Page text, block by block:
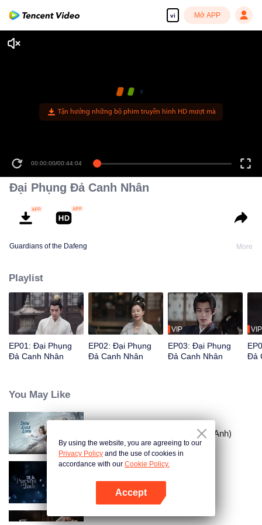
vi Mở APP
Tận hưởng những bộ phim truyền hình HD mượt mà
00:00:00/00:44:04
Đại Phụng Đả Canh Nhân
Guardians of the Dafeng More
Playlist
EP01: Đại Phụng
Đả Canh Nhân
EP02: Đại Phụng
Đả Canh Nhân
VIP
EP03: Đại Phụng
Đả Canh Nhân
VIP
Đả
You May Like
Tuyết Ưng Lĩnh Chủ (Bản Tiếng Anh)
Trục Ngọc (Bản Tiếng Anh)
By using the website, you are agreeing to our
Privacy Policy and the use of cookies in
accordance with our Cookie Policy.
Accept